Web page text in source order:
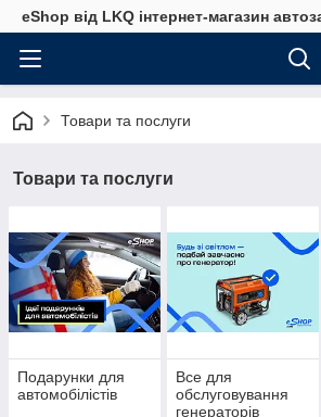
eShop від LKQ інтернет-магазин
Товари та послуги
Товари та послуги
Подарунки для
автомобілістів
Все для
обслуговування
генераторів